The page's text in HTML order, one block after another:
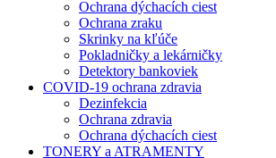
Ochrana dýchacích ciest
Ochrana zraku
Skrinky na kľúče
Pokladničky a lekárničky
Detektory bankoviek
COVID-19 ochrana zdravia
Dezinfekcia
Ochrana zdravia
Ochrana dýchacích ciest
TONERY a ATRAMENTY